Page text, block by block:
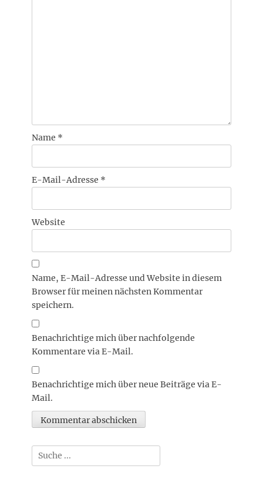
Name *
E-Mail-Adresse *
Website
Name, E-Mail-Adresse und Website in diesem
Browser für meinen nächsten Kommentar
speichern.
Benachrichtige mich über nachfolgende
Kommentare via E-Mail.
Benachrichtige mich über neue Beiträge via E-
Mail.
Suchen
nach: